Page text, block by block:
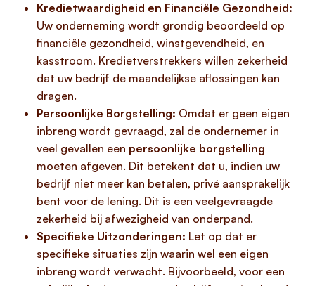
Kredietwaardigheid en Financiële Gezondheid:
Uw onderneming wordt grondig beoordeeld op
financiële gezondheid, winstgevendheid, en
kasstroom. Kredietverstrekkers willen zekerheid
dat uw bedrijf de maandelijkse aflossingen kan
dragen.
Persoonlijke Borgstelling: Omdat er geen eigen
inbreng wordt gevraagd, zal de ondernemer in
veel gevallen een persoonlijke borgstelling
moeten afgeven. Dit betekent dat u, indien uw
bedrijf niet meer kan betalen, privé aansprakelijk
bent voor de lening. Dit is een veelgevraagde
zekerheid bij afwezigheid van onderpand.
Specifieke Uitzonderingen: Let op dat er
specifieke situaties zijn waarin wel een eigen
inbreng wordt verwacht. Bijvoorbeeld, voor een